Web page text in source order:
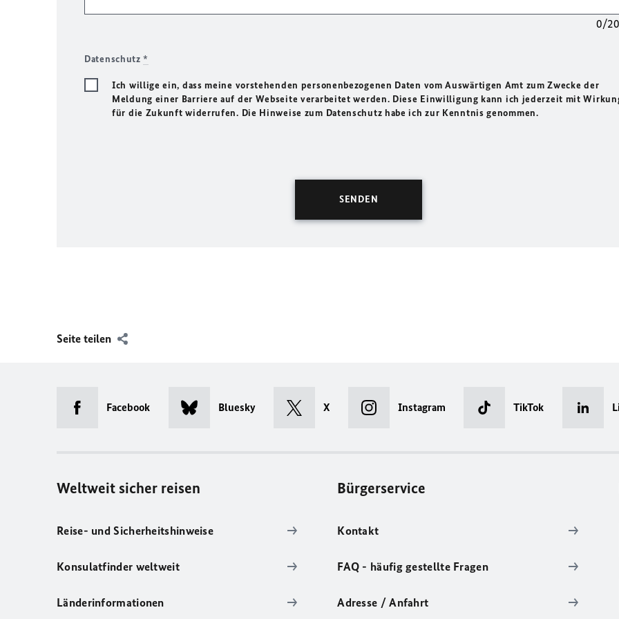
0/
Datenschutz*
Ich willige ein, dass meine vorstehenden personenbezogenen Daten vom Auswärtigen Amt zum Zwecke der
Meldung einer Barriere auf der Webseite verarbeitet werden. Diese Einwilligung kann ich jederzeit mit
für die Zukunft widerrufen. Die Hinweise zum Datenschutz habe ich zur Kenntnis genommen.
Seite teilen
Facebook Bluesky X Instagram TikTok
Weltweit sicher reisen
Reise- und Sicherheitshinweise
Konsulatfinder weltweit
Länderinformationen
Bürgerservice
Kontakt
FAQ - häufig gestellte Fragen
Adresse / Anfahrt